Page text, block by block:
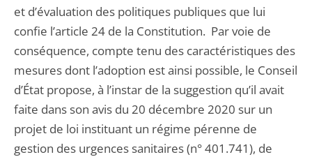
et d’évaluation des politiques publiques que lui
confie l’article 24 de la Constitution. Par voie de
conséquence, compte tenu des caractéristiques des
mesures dont l’adoption est ainsi possible, le Conseil
d’État propose, à l’instar de la suggestion qu’il avait
faite dans son avis du 20 décembre 2020 sur un
projet de loi instituant un régime pérenne de
gestion des urgences sanitaires (n° 401.741), de